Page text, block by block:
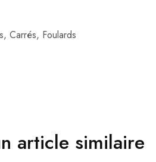
, Carrés, Foulards
article similaire